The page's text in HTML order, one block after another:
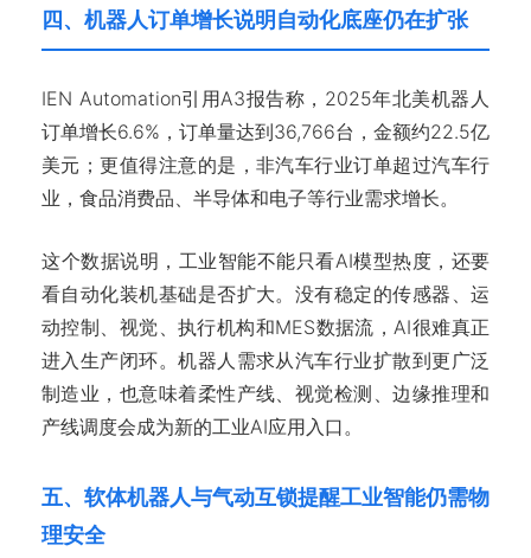
四、机器人订单增长说明自动化底座仍在扩张
IEN Automation引用A3报告称，2025年北美机器人
订单增长6.6%，订单量达到36,766台，金额约22.5亿
美元；更值得注意的是，非汽车行业订单超过汽车行
业，食品消费品、半导体和电子等行业需求增长。
这个数据说明，工业智能不能只看AI模型热度，还要
看自动化装机基础是否扩大。没有稳定的传感器、运
动控制、视觉、执行机构和MES数据流，AI很难真正
进入生产闭环。机器人需求从汽车行业扩散到更广泛
制造业，也意味着柔性产线、视觉检测、边缘推理和
产线调度会成为新的工业AI应用入口。
五、软体机器人与气动互锁提醒工业智能仍需物
理安全